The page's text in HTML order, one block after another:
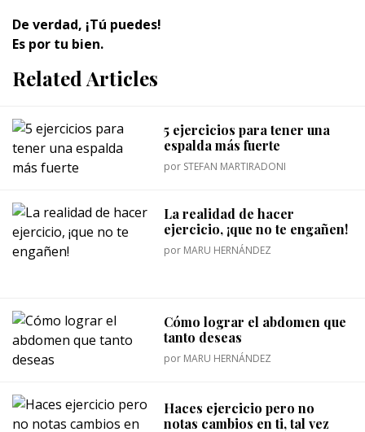
De verdad, ¡Tú puedes!
Es por tu bien.
Related Articles
5 ejercicios para tener una
espalda más fuerte
por STEFAN MARTIRADONI
La realidad de hacer
ejercicio, ¡que no te engañen!
por MARU HERNÁNDEZ
Cómo lograr el abdomen que
tanto deseas
por MARU HERNÁNDEZ
Haces ejercicio pero no
notas cambios en ti, tal vez